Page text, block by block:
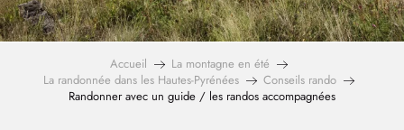
Accueil
La montagne en été
La randonnée dans les Hautes-Pyrénées
Conseils rando
Randonner avec un guide / les randos accompagnées